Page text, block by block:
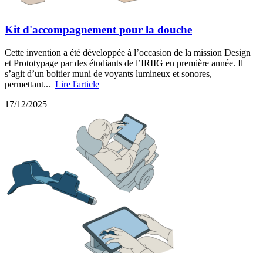
Kit d'accompagnement pour la douche
Cette invention a été développée à l’occasion de la mission Design
et Prototypage par des étudiants de l’IRIIG en première année. Il
s’agit d’un boitier muni de voyants lumineux et sonores,
permettant... Lire l'article
17/12/2025